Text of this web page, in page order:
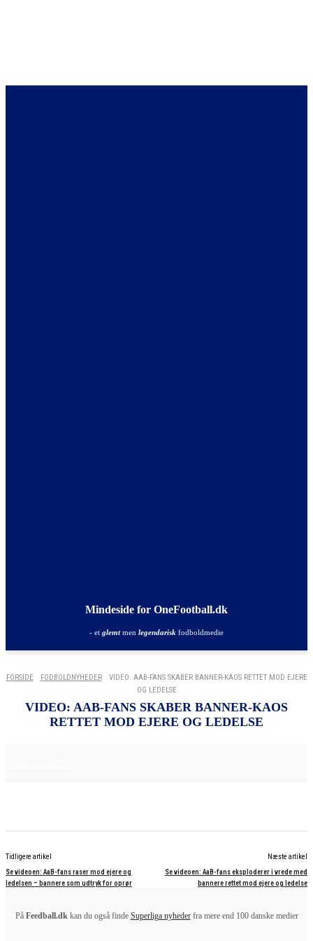
Mindeside for OneFootball.dk
- et glemtmen legendarisk fodboldmedie
FORSIDE FODBOLDNYHEDER
VIDEO: AAB-FANS SKABER BANNER-KAOS RETTET MOD EJERE
OG LEDELSE
VIDEO: AAB-FANS SKABER BANNER-KAOS
RETTET MOD EJERE OG LEDELSE
Tidligere artikel
Se videoen: AaB-fans raser mod ejere og
ledelsen – bannere som udtryk for oprør
Næste artikel
Se videoen: AaB-fans eksploderer i vrede med
bannere rettet mod ejere og ledelse
På Feedball.dkkan du også finde Superliga nyhederfra mere end 100 danske medier